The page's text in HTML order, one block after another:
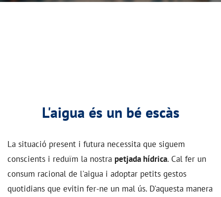
L'aigua és un bé escàs
La situació present i futura necessita que siguem
conscients i reduïm la nostra petjada hídrica. Cal fer un
consum racional de l'aigua i adoptar petits gestos
quotidians que evitin fer-ne un mal ús. D'aquesta manera